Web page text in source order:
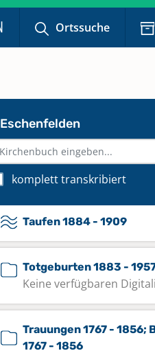
Ortssuche
Eschenfelden
komplett transkribiert
Keine verfügbaren
Taufen 1833 - 1848
Keine verfügbaren
Taufen 1857 - 1883
Taufen 1884 - 1909
Totgeburten 1883 -
Keine verfügbaren
Trauungen 1767 - 1856;
1767 - 1856